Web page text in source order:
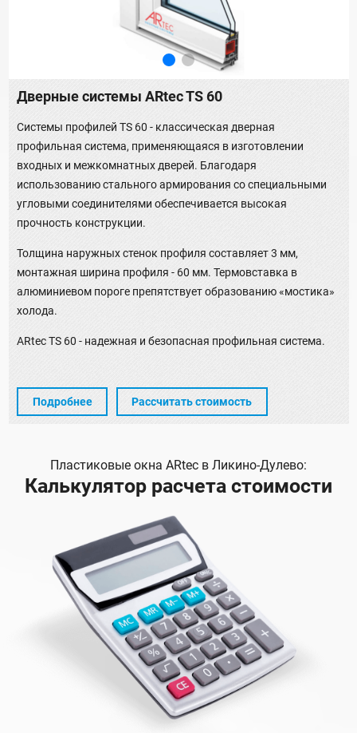
Дверные системы ARtec TS 60
Системы профилей TS 60 - классическая дверная
профильная система, применяющаяся в изготовлении
входных и межкомнатных дверей. Благодаря
использованию стального армирования со специальными
угловыми соединителями обеспечивается высокая
прочность конструкции.
Толщина наружных стенок профиля составляет 3 мм,
монтажная ширина профиля - 60 мм. Термовставка в
алюминиевом пороге препятствует образованию «мостика»
холода.
ARtec TS 60 - надежная и безопасная профильная система.
Подробнее Рассчитать стоимость
Пластиковые окна ARtec в Ликино-Дулево:
Калькулятор расчета стоимости